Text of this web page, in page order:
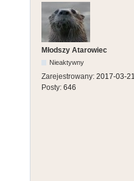
Młodszy Atarowiec
Nieaktywny
Zarejestrowany: 2017-03-21
Posty: 646